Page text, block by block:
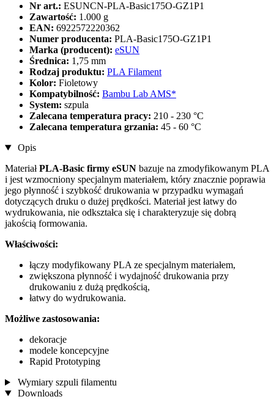
Nr art.: ESUNCN-PLA-Basic175O-GZ1P1
Zawartość: 1.000 g
EAN: 6922572220362
Numer producenta: PLA-Basic175O-GZ1P1
Marka (producent): eSUN
Średnica: 1,75 mm
Rodzaj produktu: PLA Filament
Kolor: Fioletowy
Kompatybilność: Bambu Lab AMS*
System: szpula
Zalecana temperatura pracy: 210 - 230 °C
Zalecana temperatura grzania: 45 - 60 °C
Opis
MateriałPLA-Basic firmy eSUN bazuje na zmodyfikowanym PLA
i jest wzmocniony specjalnym materiałem, który znacznie poprawia
jego płynność i szybkość drukowania w przypadku wymagań
dotyczących druku o dużej prędkości. Materiał jest łatwy do
wydrukowania, nie odkształca się i charakteryzuje się dobrą
jakością formowania.
Właściwości:
łączy modyfikowany PLA ze specjalnym materiałem,
zwiększona płynność i wydajność drukowania przy
drukowaniu z dużą prędkością,
łatwy do wydrukowania.
Możliwe zastosowania:
dekoracje
modele koncepcyjne
Rapid Prototyping
Wymiary szpuli filamentu
Downloads